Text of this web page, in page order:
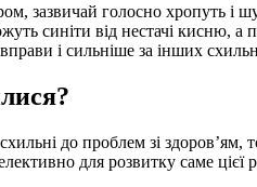
зазвичай голосно хропуть
синіти від нестачі кисню,
і сильніше за інших
до проблем зі
для розвитку саме